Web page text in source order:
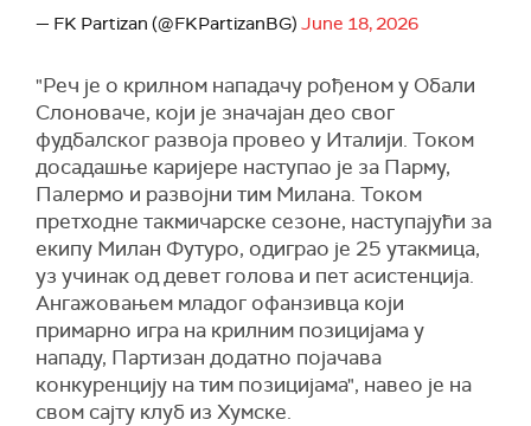
— FK Partizan (@FKPartizanBG) June 18, 2026
"Реч је о крилном нападачу рођеном у Обали
Слоноваче, који је значајан део свог
фудбалског развоја провео у Италији. Током
досадашње каријере наступао је за Парму,
Палермо и развојни тим Милана. Током
претходне такмичарске сезоне, наступајући за
екипу Милан Футуро, одиграо је 25 утакмица,
уз учинак од девет голова и пет асистенција.
Ангажовањем младог офанзивца који
примарно игра на крилним позицијама у
нападу, Партизан додатно појачава
конкуренцију на тим позицијама", навео је на
свом сајту клуб из Хумске.